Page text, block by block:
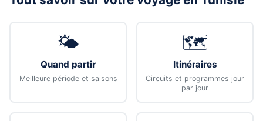
🌤️
Quand partir
Meilleure période et saisons
🗺️
Itinéraires
Circuits et programmes jour
par jour